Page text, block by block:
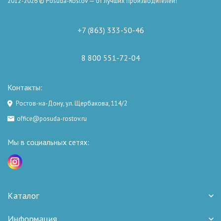
+7 (863) 333-50-46
8 800 551-72-04
Контакты:
Ростов-на-Дону, ул. Щербакова, 114/2
office@posuda-rostov.ru
Мы в социальных сетях:
Каталог
Информация